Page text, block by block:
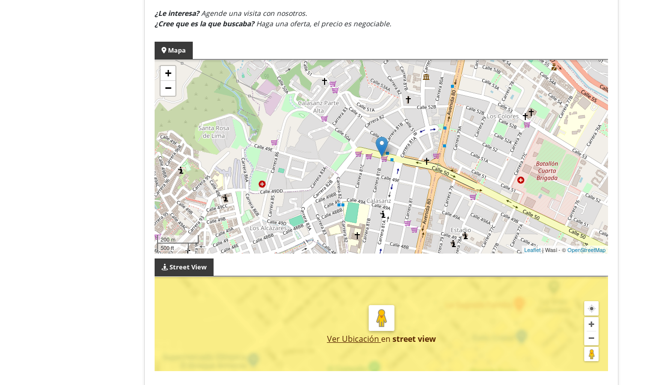
¿Le interesa?Agende una visita con nosotros.
¿Cree que es la que buscaba?Haga una oferta, el precio es negociable.
Mapa
+
−
200 m
500 ft
Leaflet| Wasi - ©OpenStreetMap
Street View
Ver Ubicación en street view